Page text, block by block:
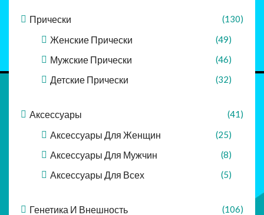
Прически (130)
Женские Прически (49)
Мужские Прически (46)
Детские Прически (32)
Аксессуары (41)
Аксессуары Для Женщин (25)
Аксессуары Для Мужчин (8)
Аксессуары Для Всех (5)
Генетика И Внешность (106)